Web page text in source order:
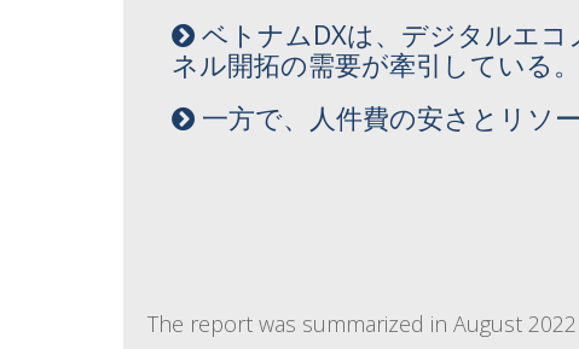
ベトナムDXは、デジタルエ
ネル開拓の需要が牽引している。
一方で、人件費の安さとリソ
The report was summarized in August 2022